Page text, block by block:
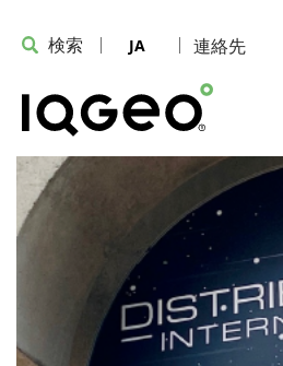
検索 JA 連絡先